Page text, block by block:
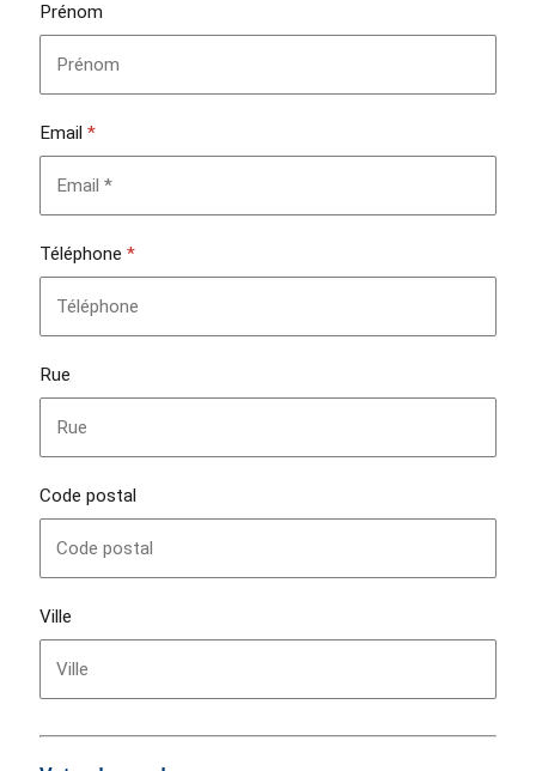
Prénom
Email*
Téléphone*
Rue
Code postal
Ville